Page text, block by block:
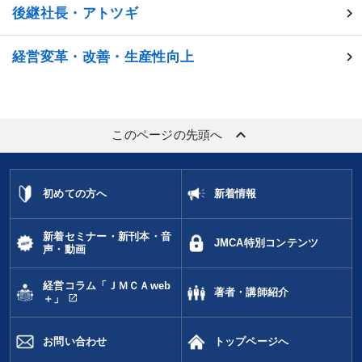
後継社長・アトツギ
経営変革・改善・生産性向上
このページの先頭へ keyboard_arrow_up
初めての方へ 新着情報
新着セミナー・新刊本・音
声・動画
JMCA特別コンテンツ
経営コラム「ＪＭＣＡweb
＋」
open_in_new
著者・講師紹介
お問い合わせ トップページへ